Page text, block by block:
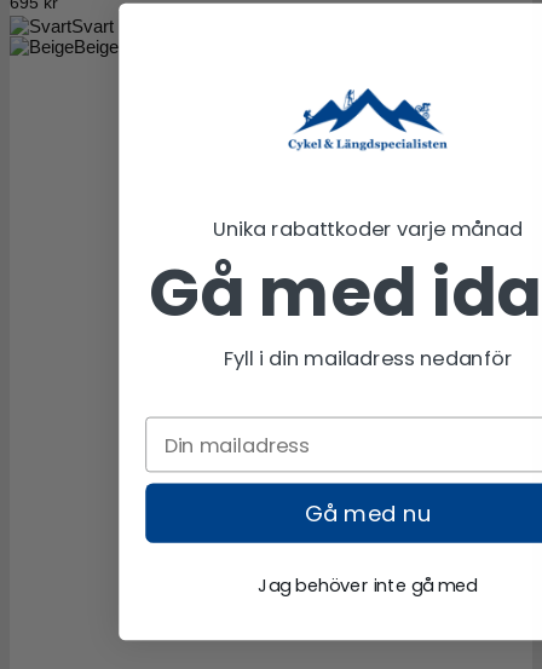
Svart
Beige
Unika rabattkoder varje månad
Gå med
Fyll i din mailadress nedanför
Gå med nu
Jag behöver inte gå med